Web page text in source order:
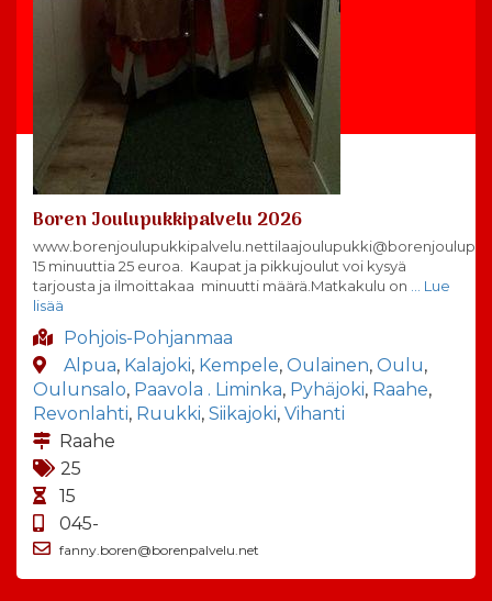
Boren Joulupukkipalvelu 2026
15 minuuttia 25 euroa. Kaupat ja pikkujoulut voi kysyä
tarjousta ja ilmoittakaa minuutti määrä.Matkakulu on … Lue
lisää
Pohjois-Pohjanmaa
Alpua, Kalajoki, Kempele, Oulainen, Oulu,
Oulunsalo, Paavola . Liminka, Pyhäjoki, Raahe,
Revonlahti, Ruukki, Siikajoki, Vihanti
Raahe
25
15
045-
fanny.boren@borenpalvelu.net